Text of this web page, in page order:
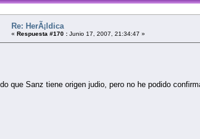
Re: HerÃ¡ldica
« Respuesta #170 : Junio 17, 2007, 21:34:47 »
que Sanz tiene origen judio, pero no he podido